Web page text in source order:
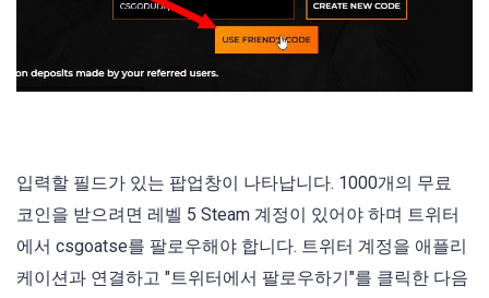
입력할 필드가 있는 팝업창이 나타납니다. 1000개의 무료
코인을 받으려면 레벨 5 Steam 계정이 있어야 하며 트위터
에서 csgoatse를 팔로우해야 합니다. 트위터 계정을 애플리
케이션과 연결하고 "트위터에서 팔로우하기"를 클릭한 다음